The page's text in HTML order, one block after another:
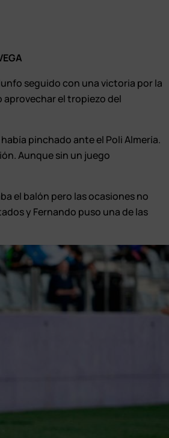
seguido con una victoria por la
aprovechar el tropiezo del
pinchado ante el Poli Almería.
Aunque sin un juego
el balón pero las ocasiones no
y Fernando puso una de las